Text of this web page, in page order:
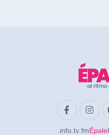
.info .tv .fmÉpale